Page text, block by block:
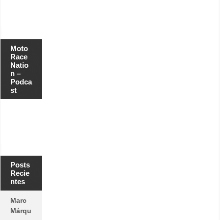
Moto
Race
Natio
n –
Podca
st
Posts
Recie
ntes
Marc
Márqu